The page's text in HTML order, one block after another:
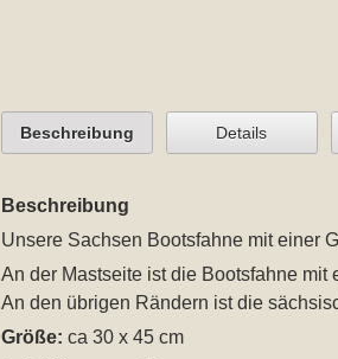
Beschreibung Details
Beschreibung
Unsere Sachsen Bootsfahne mit einer
An der Mastseite ist die Bootsfahne
An den übrigen Rändern ist die
Größe: ca 30 x 45 cm